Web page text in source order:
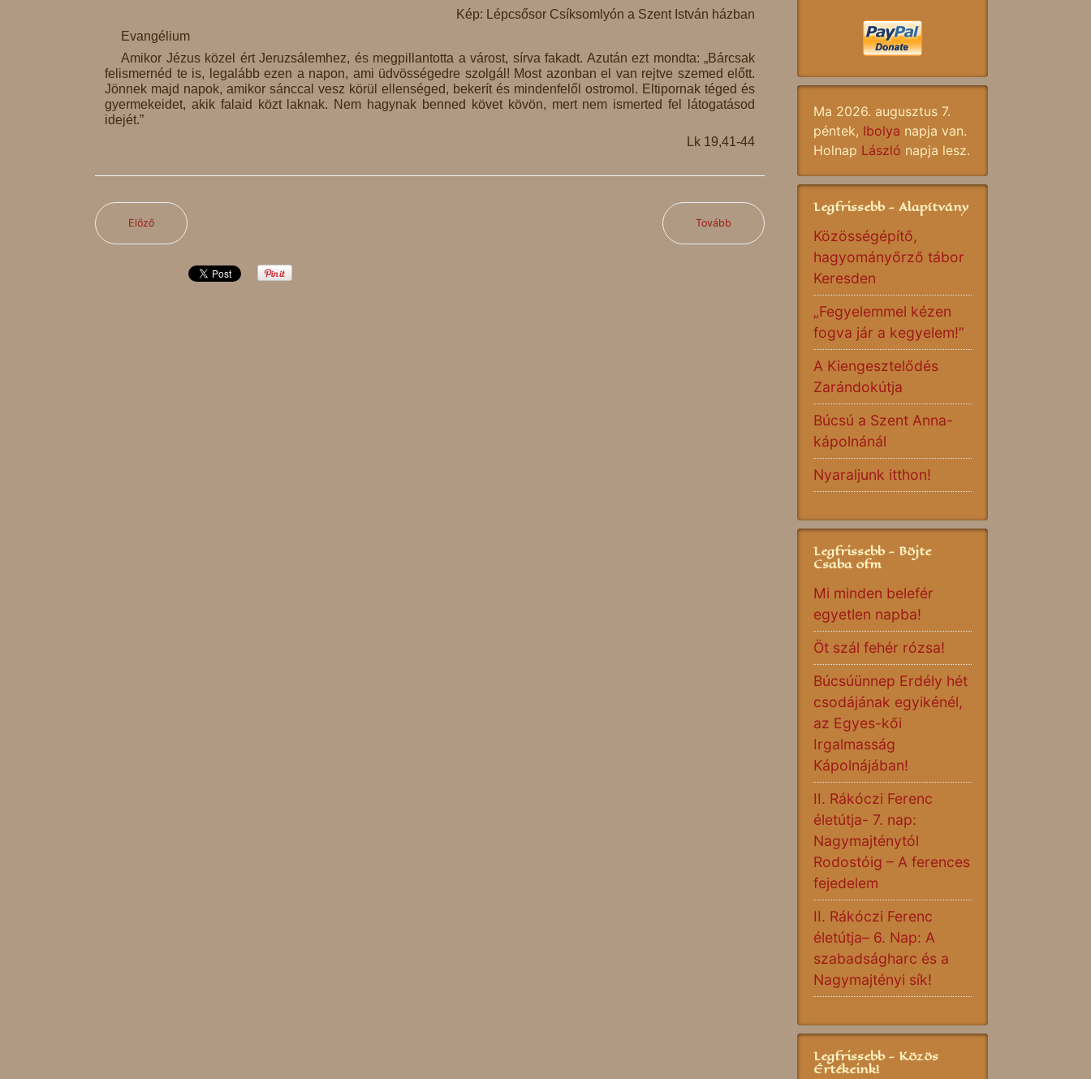
Kép: Lépcsősor Csíksomlyón a Szent István házban
Evangélium
Amikor Jézus közel ért Jeruzsálemhez, és megpillantotta a várost, sírva fakadt. Azután ezt mondta: „Bárcsak
felismernéd te is, legalább ezen a napon, ami üdvösségedre szolgál! Most azonban el van rejtve szemed előtt.
Jönnek majd napok, amikor sánccal vesz körül ellenséged, bekerít és mindenfelől ostromol. Eltipornak téged és
gyermekeidet, akik falaid közt laknak. Nem hagynak benned követ kövön, mert nem ismerted fel látogatásod
idejét.”
Lk 19,41-44
Előző Tovább
Ma 2026. augusztus 7.
péntek, Ibolya napja van.
Holnap László napja lesz.
Legfrissebb - Alapítvány
Közösségépítő,
hagyományőrző tábor
Keresden
„Fegyelemmel kézen
fogva jár a kegyelem!”
A Kiengesztelődés
Zarándokútja
Búcsú a Szent Anna-
kápolnánál
Nyaraljunk itthon!
Legfrissebb - Böjte
Csaba ofm
Mi minden belefér
egyetlen napba!
Öt szál fehér rózsa!
Búcsúünnep Erdély hét
csodájának egyikénél,
az Egyes-kői
Irgalmasság
Kápolnájában!
II. Rákóczi Ferenc
életútja- 7. nap:
Nagymajténytól
Rodostóig – A ferences
fejedelem
II. Rákóczi Ferenc
életútja– 6. Nap: A
szabadságharc és a
Nagymajtényi sík!
Legfrissebb - Közös
Értékeink!